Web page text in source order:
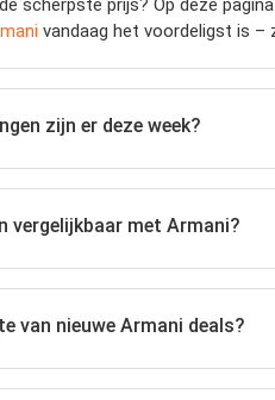
vandaag het voordeligst is –
zijn er deze week?
vergelijkbaar met Armani?
van nieuwe Armani deals?